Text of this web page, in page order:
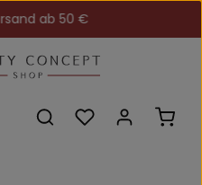
ab 50 €
Du hast 0